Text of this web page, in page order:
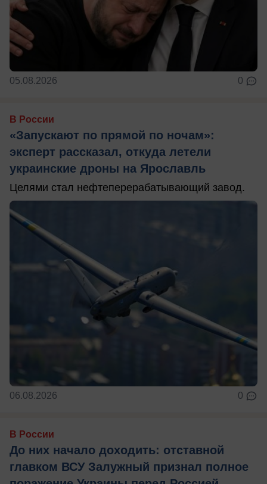
05.08.2026 0
В России
«Запускают по прямой по ночам»:
эксперт рассказал, откуда летели
украинские дроны на Ярославль
Целями стал нефтеперерабатывающий завод.
06.08.2026 0
В России
До них начало доходить: отставной
главком ВСУ Залужный признал полное